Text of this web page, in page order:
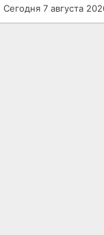
Сегодня 7 августа